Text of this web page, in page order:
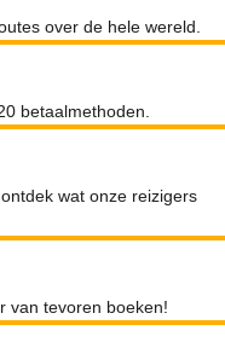
over de hele wereld.
betaalmethoden.
wat onze reizigers
van tevoren boeken!